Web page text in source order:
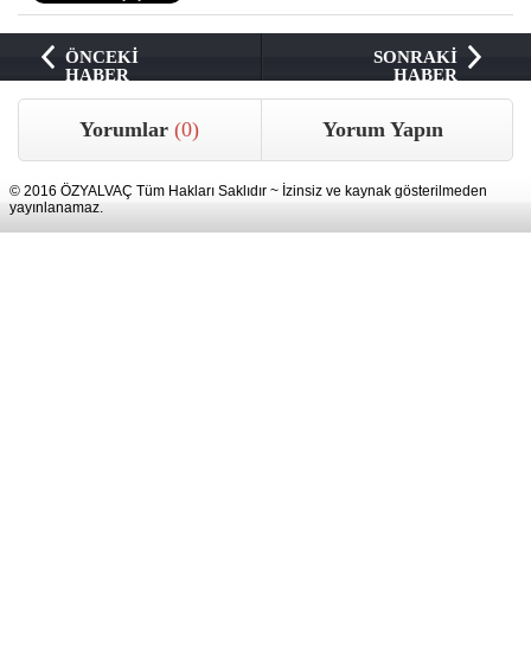
ÖNCEKİ
HABER
SONRAKİ
HABER
Yorumlar(0) Yorum Yapın
© 2016 ÖZYALVAÇ Tüm Hakları Saklıdır ~ İzinsiz ve kaynak gösterilmeden
yayınlanamaz.